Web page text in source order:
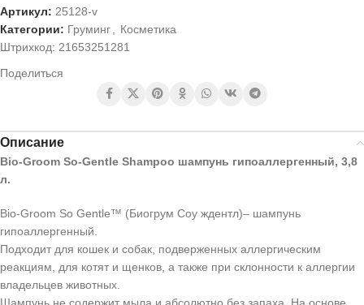
Артикул: 25128-v
Категории: Груминг
Косметика
Штрихкод: 21653251281
Поделиться
Описание
Bio-Groom So-Gentle Shampoo шампунь гипоаллергенный, 3,8
л.
Bio-Groom So Gentle™ (Биогрум Соу ждентл)– шампунь
гипоаллергенный.
Подходит для кошек и собак, подверженных аллергическим
реакциям, для котят и щенков, а также при склонности к аллергии
владельцев животных.
Шампунь не содержит мыла и абсолютно без запаха. На основе